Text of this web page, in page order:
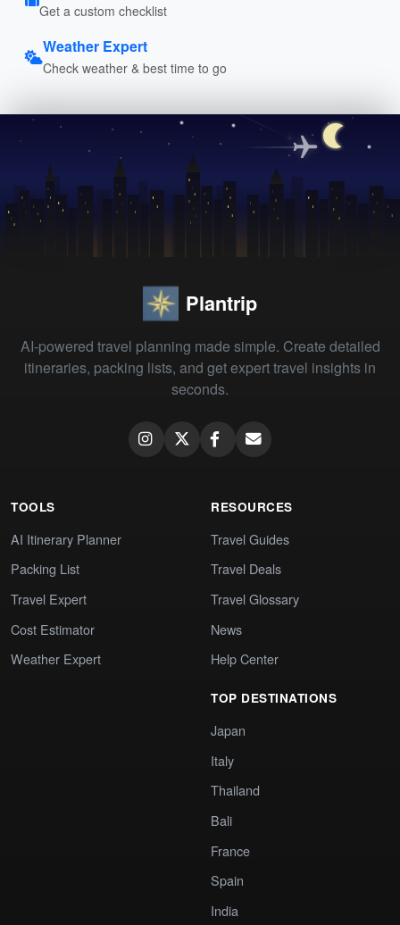
Get a custom checklist
Weather Expert
Check weather & best time to go
Plantrip
AI-powered travel planning made simple. Create detailed
itineraries, packing lists, and get expert travel insights in
seconds.
TOOLS
AI Itinerary Planner
Packing List
Travel Expert
Cost Estimator
Weather Expert
RESOURCES
Travel Guides
Travel Deals
Travel Glossary
News
Help Center
TOP DESTINATIONS
Japan
Italy
Thailand
Bali
France
Spain
India